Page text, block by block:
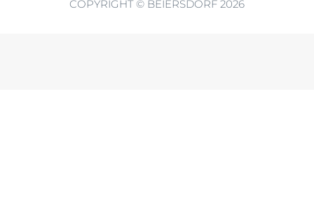
COPYRIGHT © BEIERSDORF 2026